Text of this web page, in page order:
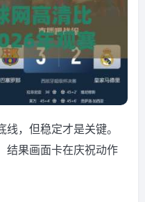
，但稳定才是关键。
结果画面卡在庆祝动作